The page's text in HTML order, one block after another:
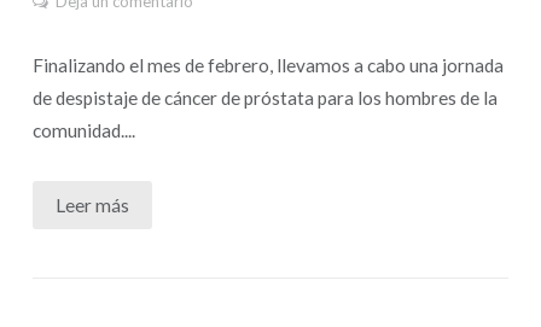
Finalizando el mes de febrero, llevamos a cabo una jornada
de despistaje de cáncer de próstata para los hombres de la
comunidad....
Leer más